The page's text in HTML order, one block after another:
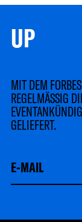
UP
MIT DEM
REGELMÄSSIG
GELIEFERT.